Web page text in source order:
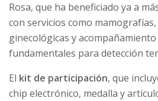
Rosa, que ha beneficiado ya a
con servicios como
ginecológicas y
fundamentales para detección
El kit de participación, que
chip electrónico, medalla y